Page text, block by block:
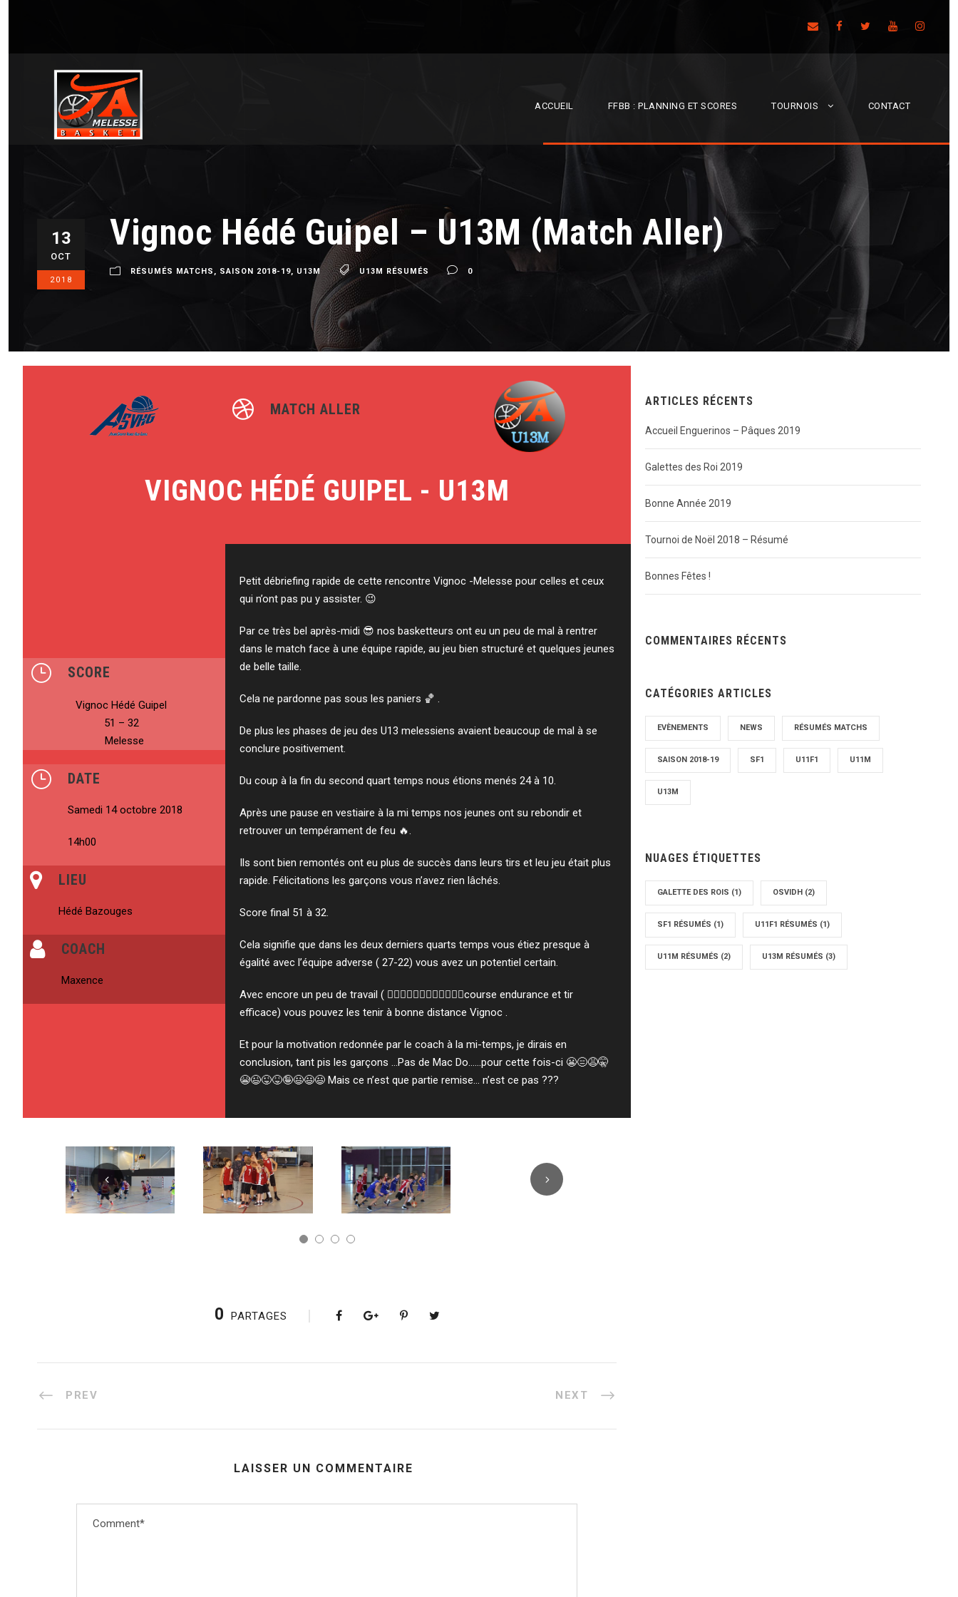
ACCUEIL FFBB : PLANNING ET SCORES TOURNOIS CONTACT
13
OCT
2018
Vignoc Hédé Guipel – U13M (Match Aller)
RÉSUMÉS MATCHS , SAISON 2018-19, U13M U13M RÉSUMÉS 0
MATCH ALLER
VIGNOC HÉDÉ GUIPEL - U13M
SCORE
Vignoc Hédé Guipel
51 – 32
Melesse
DATE
Samedi 14 octobre 2018
14h00
LIEU
Hédé Bazouges
COACH
Maxence
Petit débriefing rapide de cette rencontre Vignoc -Melesse pour celles et ceux
qui n’ont pas pu y assister. 😉
Par ce très bel après-midi 😎 nos basketteurs ont eu un peu de mal à rentrer
dans le match face à une équipe rapide, au jeu bien structuré et quelques jeunes
de belle taille.
Cela ne pardonne pas sous les paniers 🏀 .
De plus les phases de jeu des U13 melessiens avaient beaucoup de mal à se
conclure positivement.
Du coup à la fin du second quart temps nous étions menés 24 à 10.
Après une pause en vestiaire à la mi temps nos jeunes ont su rebondir et
retrouver un tempérament de feu 🔥.
Ils sont bien remontés ont eu plus de succès dans leurs tirs et leu jeu était plus
rapide. Félicitations les garçons vous n’avez rien lâchés.
Score final 51 à 32.
Cela signifie que dans les deux derniers quarts temps vous étiez presque à
égalité avec l’équipe adverse ( 27-22) vous avez un potentiel certain.
Avec encore un peu de travail ( ⛹🏼‍♀⛹🏽‍♂⛹🏽‍♂⛹🏽‍♂course endurance et tir
efficace) vous pouvez les tenir à bonne distance Vignoc .
Et pour la motivation redonnée par le coach à la mi-temps, je dirais en
conclusion, tant pis les garçons …Pas de Mac Do……pour cette fois-ci 😬😑😩🤫
😭😉😜😝🤪😃😃😃 Mais ce n’est que partie remise… n’est ce pas ???
0 PARTAGES
PREV NEXT
LAISSER UN COMMENTAIRE
ARTICLES RÉCENTS
Accueil Enguerinos – Pâques 2019
Galettes des Roi 2019
Bonne Année 2019
Tournoi de Noël 2018 – Résumé
Bonnes Fêtes !
COMMENTAIRES RÉCENTS
CATÉGORIES ARTICLES
EVÈNEMENTS NEWS RÉSUMÉS MATCHS
SAISON 2018-19 SF1 U11F1 U11M
U13M
NUAGES ÉTIQUETTES
GALETTE DES ROIS (1) OSVIDH (2)
SF1 RÉSUMÉS (1) U11F1 RÉSUMÉS (1)
U11M RÉSUMÉS (2) U13M RÉSUMÉS (3)